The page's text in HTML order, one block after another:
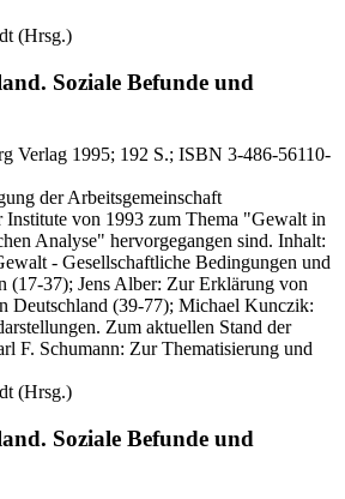
(Hrsg.)
Soziale Befunde und
Verlag 1995; 192 S.; ISBN 3-486-56110-
der Arbeitsgemeinschaft
Institute von 1993 zum Thema "Gewalt in
Analyse" hervorgegangen sind. Inhalt:
- Gesellschaftliche Bedingungen und
(17-37); Jens Alber: Zur Erklärung von
Deutschland (39-77); Michael Kunczik:
Zum aktuellen Stand der
F. Schumann: Zur Thematisierung und
(Hrsg.)
Soziale Befunde und